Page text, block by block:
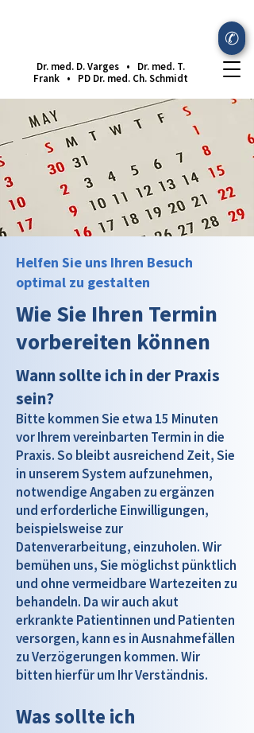
✆
Dr. med. D. Varges • Dr. med. T.
Frank • PD Dr. med. Ch. Schmidt
Helfen Sie uns Ihren Besuch
optimal zu gestalten
Wie Sie Ihren Termin
vorbereiten können
Wann sollte ich in der Praxis
sein?
Bitte kommen Sie etwa 15 Minuten
vor Ihrem vereinbarten Termin in die
Praxis. So bleibt ausreichend Zeit, Sie
in unserem System aufzunehmen,
notwendige Angaben zu ergänzen
und erforderliche Einwilligungen,
beispielsweise zur
Datenverarbeitung, einzuholen. Wir
bemühen uns, Sie möglichst pünktlich
und ohne vermeidbare Wartezeiten zu
behandeln. Da wir auch akut
erkrankte Patientinnen und Patienten
versorgen, kann es in Ausnahmefällen
zu Verzögerungen kommen. Wir
bitten hierfür um Ihr Verständnis.
Was sollte ich